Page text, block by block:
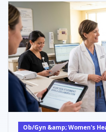
Ob/Gyn &amp; Women's